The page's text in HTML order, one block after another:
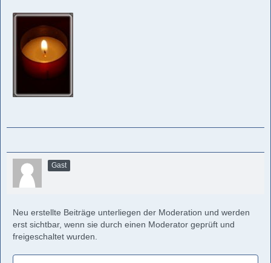
Gast
Neu erstellte Beiträge unterliegen der Moderation und werden
erst sichtbar, wenn sie durch einen Moderator geprüft und
freigeschaltet wurden.